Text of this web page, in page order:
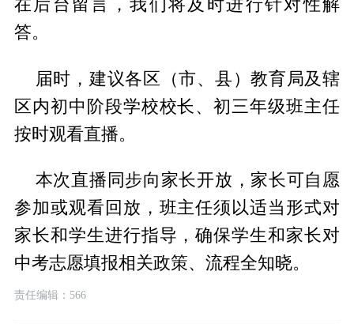
在后台留言，我们将及时进行针对性解
答。
届时，建议各区（市、县）教育局及辖
区内初中阶段学校校长、初三年级班主任
按时观看直播。
本次直播同步向家长开放，家长可自愿
参加或观看回放，班主任须以适当形式对
家长和学生进行指导，确保学生和家长对
中考志愿填报相关政策、流程全知晓。
责任编辑：566